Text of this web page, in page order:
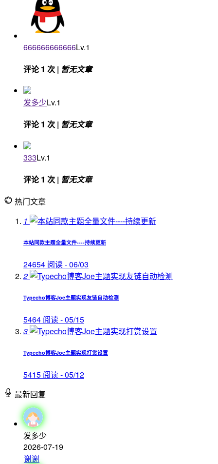
666666666666Lv.1
评论 1 次 | 暂无文章
发多少Lv.1
评论 1 次 | 暂无文章
333Lv.1
评论 1 次 | 暂无文章
热门文章
1
本站同款主题全量文件----持续更新
24654 阅读 - 06/03
2
Typecho博客Joe主题实现友链自动检测
5464 阅读 - 05/15
3
Typecho博客Joe主题实现打赏设置
5415 阅读 - 05/12
最新回复
发多少
2026-07-19
谢谢